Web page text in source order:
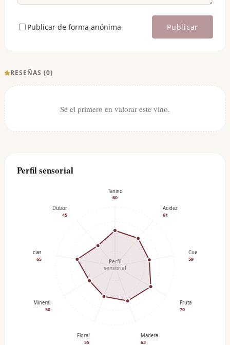
Publicar de forma anónima Publicar
RESEÑAS (0)
Sé el primero en valorar este vino.
Perfil sensorial
Tanino
60
Acidez
61
Cuerpo
59
Fruta
70
Madera
63
Floral
55
Mineral
50
Especias
65
Dulzor
45
Perfil
sensorial